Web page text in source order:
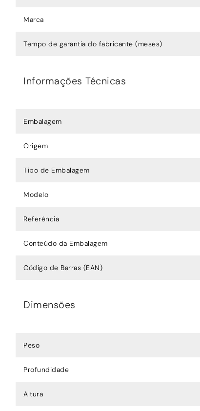
Marca
Tempo de garantia do fabricante (meses)
Informações Técnicas
Embalagem
Origem
Tipo de Embalagem
Modelo
Referência
Conteúdo da Embalagem
Código de Barras (EAN)
Dimensões
Peso
Profundidade
Altura